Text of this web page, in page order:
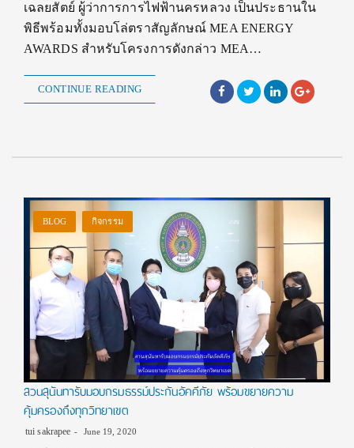
เฉลยสัตย์ ผู้ว่าการการไฟฟ้านครหลวง เป็นประธานใน
พิธีพร้อมทั้งมอบโล่ตราสัญลักษณ์ MEA ENERGY
AWARDS สำหรับโครงการดังกล่าว MEA…
CONTINUE READING
BLOG กิจกรรม
สวนสุนันทารับมอบกรมธรรม์ประกันอัคคีภัย พร้อมขยายความ
คุ้มครองถึงทุกวิทยาเขต
tui sakrapee June 19, 2020